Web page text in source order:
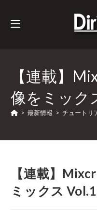
【連載】
像をミック
> 最新情報 > チュートリ
【連載】
ミックス